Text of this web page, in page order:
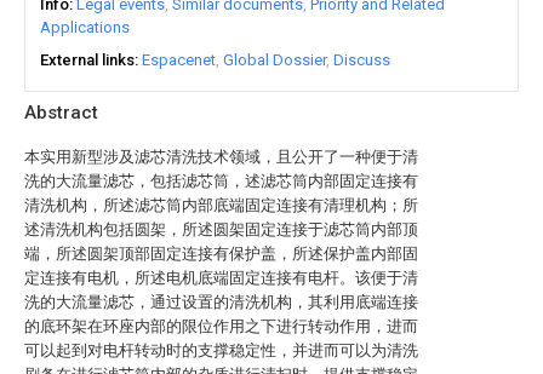
Abstract
本实用新型涉及滤芯清洗技术领域，且公开了一种便于清
洗的大流量滤芯，包括滤芯筒，述滤芯筒内部固定连接有
清洗机构，所述滤芯筒内部底端固定连接有清理机构；所
述清洗机构包括圆架，所述圆架固定连接于滤芯筒内部顶
端，所述圆架顶部固定连接有保护盖，所述保护盖内部固
定连接有电机，所述电机底端固定连接有电杆。该便于清
洗的大流量滤芯，通过设置的清洗机构，其利用底端连接
的底环架在环座内部的限位作用之下进行转动作用，进而
可以起到对电杆转动时的支撑稳定性，并进而可以为清洗
Info Legal events Similar documents Priority and Related
Applications
External links Espacenet Global Dossier Discuss